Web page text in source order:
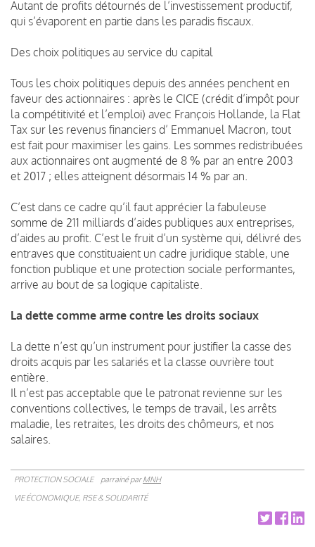
Autant de profits détournés de l’investissement productif,
qui s’évaporent en partie dans les paradis fiscaux.
Des choix politiques au service du capital
Tous les choix politiques depuis des années penchent en
faveur des actionnaires : après le CICE (crédit d’impôt pour
la compétitivité et l’emploi) avec François Hollande, la Flat
Tax sur les revenus financiers d’ Emmanuel Macron, tout
est fait pour maximiser les gains. Les sommes redistribuées
aux actionnaires ont augmenté de 8 % par an entre 2003
et 2017 ; elles atteignent désormais 14 % par an.
C’est dans ce cadre qu’il faut apprécier la fabuleuse
somme de 211 milliards d’aides publiques aux entreprises,
d’aides au profit. C’est le fruit d’un système qui, délivré des
entraves que constituaient un cadre juridique stable, une
fonction publique et une protection sociale performantes,
arrive au bout de sa logique capitaliste.
La dette comme arme contre les droits sociaux
La dette n’est qu’un instrument pour justifier la casse des
droits acquis par les salariés et la classe ouvrière tout
entière.
Il n’est pas acceptable que le patronat revienne sur les
conventions collectives, le temps de travail, les arrêts
maladie, les retraites, les droits des chômeurs, et nos
salaires.
PROTECTION SOCIALE parrainé parMNH
VIE ÉCONOMIQUE, RSE & SOLIDARITÉ